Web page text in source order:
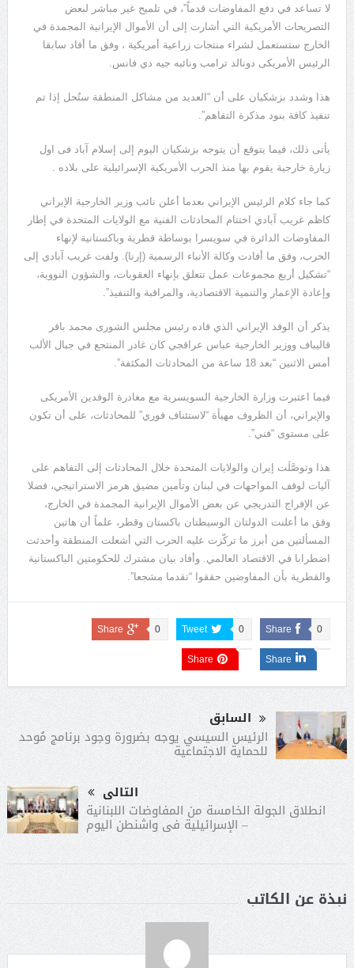
لا تساعد في دفع المفاوضات قدماً”، في تلميح غير مباشر لبعض
التصريحات الأمريكية التي أشارت إلى أن الأموال الإيرانية المجمدة في
الخارج ستستعمل لشراء منتجات زراعية أمريكية ، وفق ما أفاد سابقا
الرئيس الأمريكى دونالد ترامب ونائبه جيه دي فانس.
هذا وشدد بزشكيان على أن “العديد من مشاكل المنطقة ستُحل إذا تم
تنفيذ كافة بنود مذكرة التفاهم”.
يأتى ذلك، فيما يتوقع أن يتوجه بزشكيان اليوم إلى إسلام آباد فى اول
زيارة خارجية يقوم بها منذ الحرب الأمريكية الإسرائيلية على بلاده .
كما جاء كلام الرئيس الإيراني بعدما أعلن نائب وزير الخارجية الإيراني
كاظم غريب آبادي اختتام المحادثات الفنية مع الولايات المتحدة في إطار
المفاوضات الدائرة في سويسرا بوساطة قطرية وباكستانية لإنهاء
الحرب، وفق ما أفادت وكالة الأنباء الرسمية (إرنا). ولفت غريب آبادي إلى
“تشكيل أربع مجموعات عمل تتعلق بإنهاء العقوبات، والشؤون النووية،
وإعادة الإعمار والتنمية الاقتصادية، والمراقبة والتنفيذ”.
يذكر أن الوفد الإيراني الذي قاده رئيس مجلس الشورى محمد باقر
قاليباف ووزير الخارجية عباس عراقجي كان غادر المنتجع في جبال الألب
أمس الاثنين “بعد 18 ساعة من المحادثات المكثفة”.
فيما اعتبرت وزارة الخارجية السويسرية مع مغادرة الوفدين الأمريكى
والإيراني، أن الظروف مهيأة “لاستئناف فوري” للمحادثات، على أن تكون
على مستوى “فني”.
هذا وتوصَّلَت إيران والولايات المتحدة خلال المحادثات إلى التفاهم على
آليات لوقف المواجهات في لبنان وتأمين مضيق هرمز الاستراتيجي، فضلا
عن الإفراج التدريجي عن بعض الأموال الإيرانية المجمدة في الخارج،
وفق ما أعلنت الدولتان الوسيطتان باكستان وقطر، علماً أن هاتين
المسألتين من أبرز ما تركّزت عليه الحرب التي أشعلت المنطقة وأحدثت
اضطرابا في الاقتصاد العالمي. وأفاد بيان مشترك للحكومتين الباكستانية
والقطرية بأن المفاوضين حققوا “تقدما مشجعا”.
Share 0
Tweet 0
Share 0
Share
Share
السابق
الرئيس السيسي يوجه بضرورة وجود برنامج مُوحد
للحماية الاجتماعية
التالى
انطلاق الجولة الخامسة من المفاوضات اللبنانية
– الإسرائيلية فى واشنطن اليوم
نبذة عن الكاتب